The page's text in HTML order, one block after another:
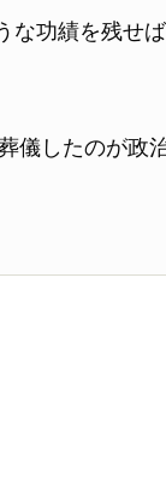
な功績を残せ
儀したのが政